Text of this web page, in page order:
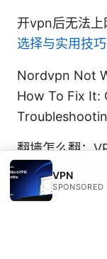
开vpn后无法上
选择与实用技巧
Nordvpn Not
How To Fix It:
翻墙怎么翻：
初学者到进阶用
VPN
SPONSORED